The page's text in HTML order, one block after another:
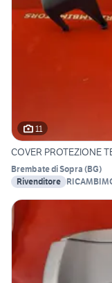
11
COVER PROTEZIONE
Brembate di Sopra (BG)
Rivenditore